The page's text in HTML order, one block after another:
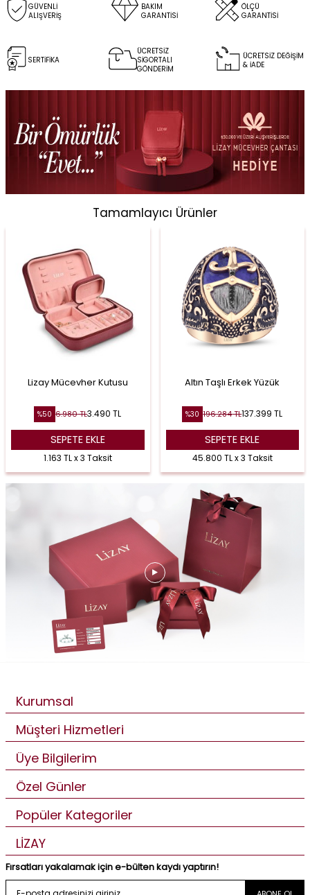
GÜVENLİ
ALIŞVERİŞ
BAKIM
GARANTİSİ
ÖLÇÜ
GARANTİSİ
SERTİFİKA
ÜCRETSİZ
SİGORTALI
GÖNDERİM
ÜCRETSİZ DEĞİŞİM
& İADE
Tamamlayıcı Ürünler
Lizay Mücevher Kutusu
%50 6.980TL3.490 TL
SEPETE EKLE
1.163 TL x 3 Taksit
Altın Taşlı Erkek Yüzük
%30 196.284TL137.399 TL
SEPETE EKLE
45.800 TL x 3 Taksit
Kurumsal
Müşteri Hizmetleri
Üye Bilgilerim
Özel Günler
Popüler Kategoriler
LİZAY
Fırsatları yakalamak için e-bülten kaydı yaptırın!